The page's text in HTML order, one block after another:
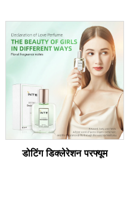
डोटिंग डिक्लेरेशन परफ्यूम